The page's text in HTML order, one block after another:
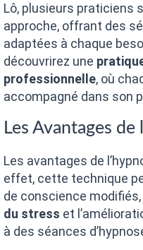
Lô, plusieurs praticiens
approche, offrant des
adaptées à chaque
découvrirez une
professionnelle, où
accompagné dans son
Les Avantages
Les avantages de
effet, cette technique
de conscience
du stress et
à des séances